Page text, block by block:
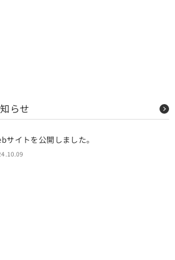
らせ
サイトを公開しました。